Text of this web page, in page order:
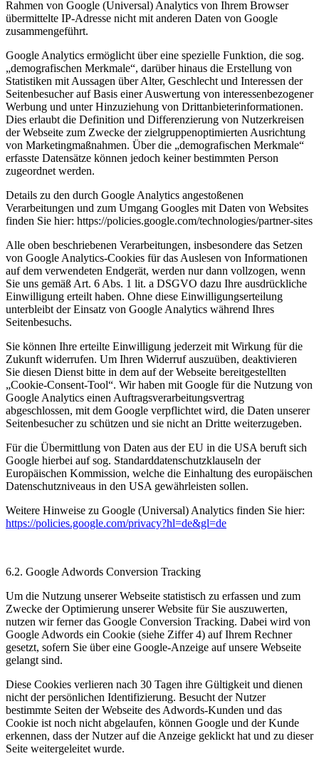
Rahmen von Google (Universal) Analytics von Ihrem Browser
übermittelte IP-Adresse nicht mit anderen Daten von Google
zusammengeführt.
Google Analytics ermöglicht über eine spezielle Funktion, die sog.
„demografischen Merkmale“, darüber hinaus die Erstellung von
Statistiken mit Aussagen über Alter, Geschlecht und Interessen der
Seitenbesucher auf Basis einer Auswertung von interessenbezogener
Werbung und unter Hinzuziehung von Drittanbieterinformationen.
Dies erlaubt die Definition und Differenzierung von Nutzerkreisen
der Webseite zum Zwecke der zielgruppenoptimierten Ausrichtung
von Marketingmaßnahmen. Über die „demografischen Merkmale“
erfasste Datensätze können jedoch keiner bestimmten Person
zugeordnet werden.
Details zu den durch Google Analytics angestoßenen
Verarbeitungen und zum Umgang Googles mit Daten von Websites
finden Sie hier: https://policies.google.com/technologies/partner-sites
Alle oben beschriebenen Verarbeitungen, insbesondere das Setzen
von Google Analytics-Cookies für das Auslesen von Informationen
auf dem verwendeten Endgerät, werden nur dann vollzogen, wenn
Sie uns gemäß Art. 6 Abs. 1 lit. a DSGVO dazu Ihre ausdrückliche
Einwilligung erteilt haben. Ohne diese Einwilligungserteilung
unterbleibt der Einsatz von Google Analytics während Ihres
Seitenbesuchs.
Sie können Ihre erteilte Einwilligung jederzeit mit Wirkung für die
Zukunft widerrufen. Um Ihren Widerruf auszuüben, deaktivieren
Sie diesen Dienst bitte in dem auf der Webseite bereitgestellten
„Cookie-Consent-Tool“. Wir haben mit Google für die Nutzung von
Google Analytics einen Auftragsverarbeitungsvertrag
abgeschlossen, mit dem Google verpflichtet wird, die Daten unserer
Seitenbesucher zu schützen und sie nicht an Dritte weiterzugeben.
Für die Übermittlung von Daten aus der EU in die USA beruft sich
Google hierbei auf sog. Standarddatenschutzklauseln der
Europäischen Kommission, welche die Einhaltung des europäischen
Datenschutzniveaus in den USA gewährleisten sollen.
Weitere Hinweise zu Google (Universal) Analytics finden Sie hier:
https://policies.google.com/privacy?hl=de&gl=de
6.2. Google Adwords Conversion Tracking
Um die Nutzung unserer Webseite statistisch zu erfassen und zum
Zwecke der Optimierung unserer Website für Sie auszuwerten,
nutzen wir ferner das Google Conversion Tracking. Dabei wird von
Google Adwords ein Cookie (siehe Ziffer 4) auf Ihrem Rechner
gesetzt, sofern Sie über eine Google-Anzeige auf unsere Webseite
gelangt sind.
Diese Cookies verlieren nach 30 Tagen ihre Gültigkeit und dienen
nicht der persönlichen Identifizierung. Besucht der Nutzer
bestimmte Seiten der Webseite des Adwords-Kunden und das
Cookie ist noch nicht abgelaufen, können Google und der Kunde
erkennen, dass der Nutzer auf die Anzeige geklickt hat und zu dieser
Seite weitergeleitet wurde.